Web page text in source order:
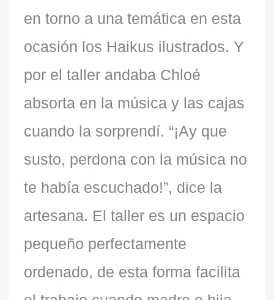
en torno a una temática en esta
ocasión los Haikus ilustrados. Y
por el taller andaba Chloé
absorta en la música y las cajas
cuando la sorprendí. “¡Ay que
susto, perdona con la música no
te había escuchado!”, dice la
artesana. El taller es un espacio
pequeño perfectamente
ordenado, de esta forma facilita